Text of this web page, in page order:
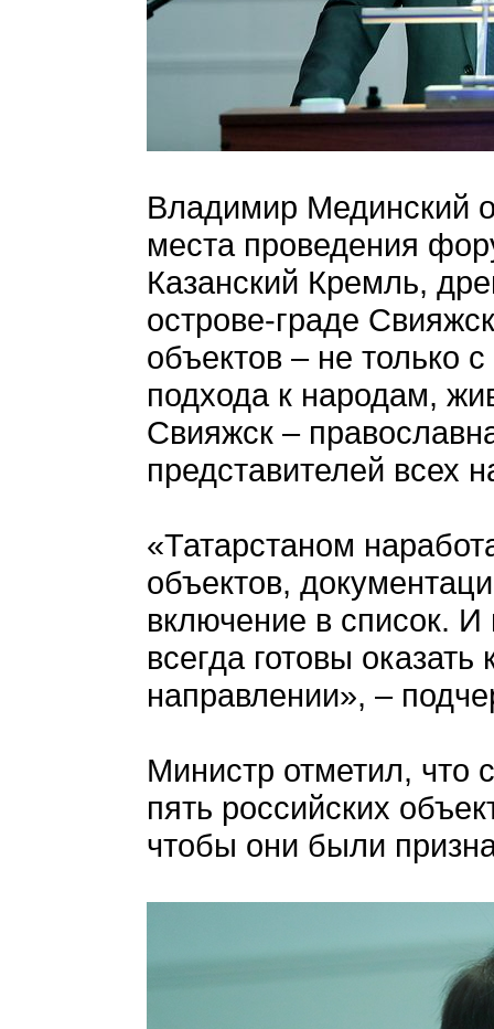
Владимир Мединский
места проведения
Казанский Кремль,
острове-граде
объектов – не только
подхода к народам,
Свияжск –
представителей всех
«Татарстаном
объектов,
включение в список.
всегда готовы
направлении», –
Министр отметил,
пять российских
чтобы они были